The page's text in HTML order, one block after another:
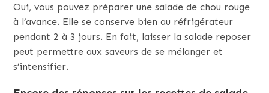
Oui, vous pouvez préparer une salade de chou rouge
à l’avance. Elle se conserve bien au réfrigérateur
pendant 2 à 3 jours. En fait, laisser la salade reposer
peut permettre aux saveurs de se mélanger et
s’intensifier.